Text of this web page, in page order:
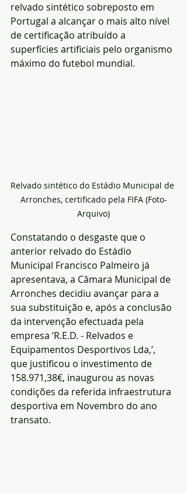
relvado sintético sobreposto em
Portugal a alcançar o mais alto nível
de certificação atribuído a
superfícies artificiais pelo organismo
máximo do futebol mundial.
Relvado sintético do Estádio Municipal de
Arronches, certificado pela FIFA (Foto-
Arquivo)
Constatando o desgaste que o
anterior relvado do Estádio
Municipal Francisco Palmeiro já
apresentava, a Câmara Municipal de
Arronches decidiu avançar para a
sua substituição e, após a conclusão
da intervenção efectuada pela
empresa ‘R.E.D. - Relvados e
Equipamentos Desportivos Lda,’,
que justificou o investimento de
158.971,38€, inaugurou as novas
condições da referida infraestrutura
desportiva em Novembro do ano
transato.